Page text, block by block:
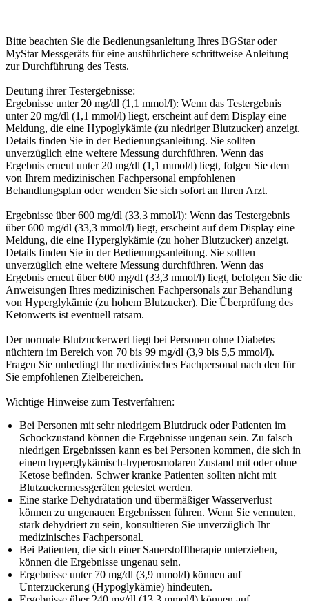
Bitte beachten Sie die Bedienungsanleitung Ihres BGStar oder
MyStar Messgeräts für eine ausführlichere schrittweise Anleitung
zur Durchführung des Tests.
Deutung ihrer Testergebnisse:
Ergebnisse unter 20 mg/dl (1,1 mmol/l): Wenn das Testergebnis
unter 20 mg/dl (1,1 mmol/l) liegt, erscheint auf dem Display eine
Meldung, die eine Hypoglykämie (zu niedriger Blutzucker) anzeigt.
Details finden Sie in der Bedienungsanleitung. Sie sollten
unverzüglich eine weitere Messung durchführen. Wenn das
Ergebnis erneut unter 20 mg/dl (1,1 mmol/l) liegt, folgen Sie dem
von Ihrem medizinischen Fachpersonal empfohlenen
Behandlungsplan oder wenden Sie sich sofort an Ihren Arzt.
Ergebnisse über 600 mg/dl (33,3 mmol/l): Wenn das Testergebnis
über 600 mg/dl (33,3 mmol/l) liegt, erscheint auf dem Display eine
Meldung, die eine Hyperglykämie (zu hoher Blutzucker) anzeigt.
Details finden Sie in der Bedienungsanleitung. Sie sollten
unverzüglich eine weitere Messung durchführen. Wenn das
Ergebnis erneut über 600 mg/dl (33,3 mmol/l) liegt, befolgen Sie die
Anweisungen Ihres medizinischen Fachpersonals zur Behandlung
von Hyperglykämie (zu hohem Blutzucker). Die Überprüfung des
Ketonwerts ist eventuell ratsam.
Der normale Blutzuckerwert liegt bei Personen ohne Diabetes
nüchtern im Bereich von 70 bis 99 mg/dl (3,9 bis 5,5 mmol/l).
Fragen Sie unbedingt Ihr medizinisches Fachpersonal nach den für
Sie empfohlenen Zielbereichen.
Wichtige Hinweise zum Testverfahren:
Bei Personen mit sehr niedrigem Blutdruck oder Patienten im
Schockzustand können die Ergebnisse ungenau sein. Zu falsch
niedrigen Ergebnissen kann es bei Personen kommen, die sich in
einem hyperglykämisch-hyperosmolaren Zustand mit oder ohne
Ketose befinden. Schwer kranke Patienten sollten nicht mit
Blutzuckermessgeräten getestet werden.
Eine starke Dehydratation und übermäßiger Wasserverlust
können zu ungenauen Ergebnissen führen. Wenn Sie vermuten,
stark dehydriert zu sein, konsultieren Sie unverzüglich Ihr
medizinisches Fachpersonal.
Bei Patienten, die sich einer Sauerstofftherapie unterziehen,
können die Ergebnisse ungenau sein.
Ergebnisse unter 70 mg/dl (3,9 mmol/l) können auf
Unterzuckerung (Hypoglykämie) hindeuten.